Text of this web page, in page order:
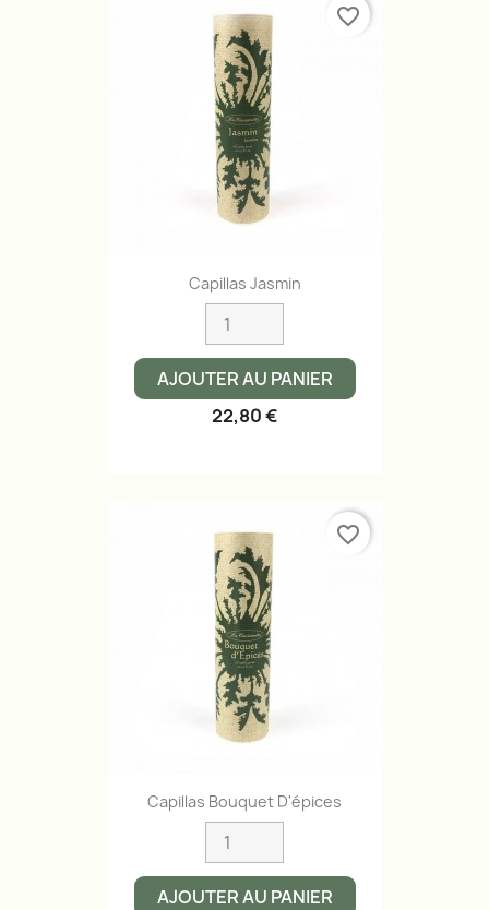
Capillas Jasmin
AJOUTER AU PANIER
22,80 €
favorite_border
Capillas Bouquet D'épices
AJOUTER AU PANIER
favorite_border